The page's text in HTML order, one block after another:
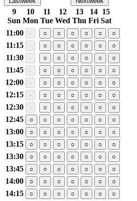
9
Sun
10
Mon
11
Tue
12
Wed
13
Thu
14
Fri
15
Sat
11:00
- ○ ○ ○ ○ ○ ○
11:15 - ○ ○ ○ ○ ○ ○
11:30 - ○ ○ ○ ○ ○ ○
11:45 - ○ ○ ○ ○ ○ ○
12:00 - ○ ○ ○ ○ ○ ○
12:15 - ○ ○ ○ ○ ○ ○
12:30 - ○ ○ ○ ○ ○ ○
12:45 ○ ○ ○ ○ ○ ○ ○
13:00 ○ ○ ○ ○ ○ ○ ○
13:15 ○ ○ ○ ○ ○ ○ ○
13:30 ○ ○ ○ ○ ○ ○ ○
13:45 ○ ○ ○ ○ ○ ○ ○
14:00 ○ ○ ○ ○ ○ ○ ○
14:15 ○ ○ ○ ○ ○ ○ ○